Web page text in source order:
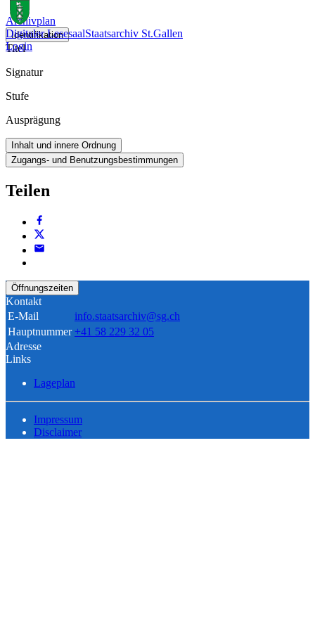
Digitaler LesesaalStaatsarchiv St.Gallen
Login
Archivplan
Identifikation
Titel
Signatur
Stufe
Ausprägung
Inhalt und innere Ordnung
Zugangs- und Benutzungsbestimmungen
Teilen
Öffnungszeiten
Kontakt
E-Mail
info.staatsarchiv@sg.ch
Hauptnummer +41 58 229 32 05
Adresse
Links
Lageplan
Impressum
Disclaimer